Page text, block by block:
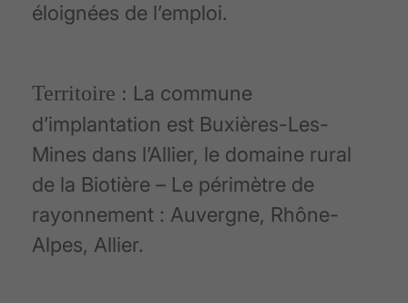
éloignées de l’emploi.
Territoire : La commune
d’implantation est Buxières-Les-
Mines dans l’Allier, le domaine rural
de la Biotière – Le périmètre de
rayonnement : Auvergne, Rhône-
Alpes, Allier.